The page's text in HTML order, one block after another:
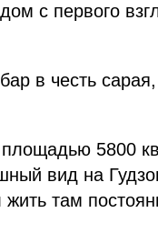
с первого
в честь
5800
вид на
там